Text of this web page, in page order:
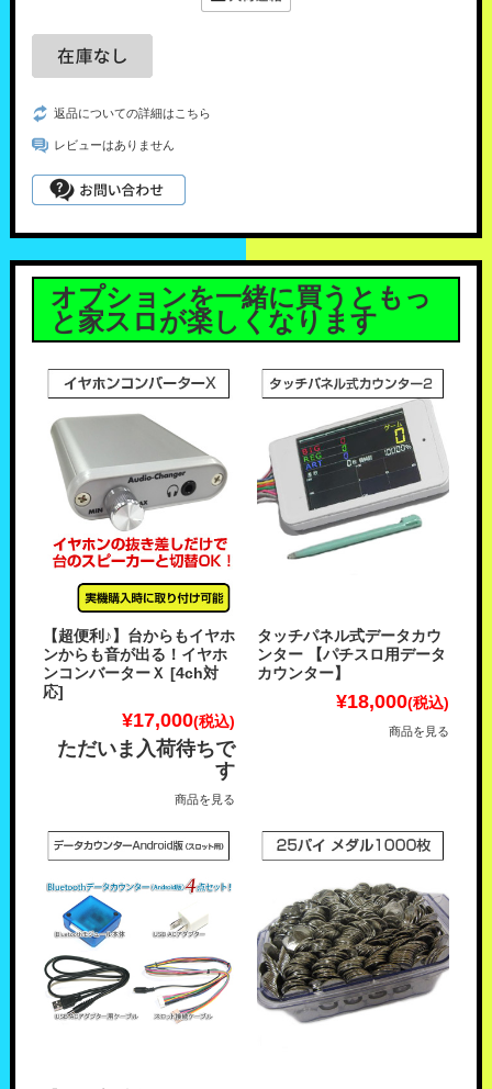
返品についての詳細はこちら
レビューはありません
オプションを一緒に買うともっ
と家スロが楽しくなります
【超便利♪】台からもイヤホ
ンからも音が出る！イヤホ
ンコンバーターＸ [4ch対
応]
¥17,000(税込)
ただいま入荷待ちで
す
商品を見る
タッチパネル式データカウ
ンター 【パチスロ用データ
カウンター】
¥18,000(税込)
商品を見る